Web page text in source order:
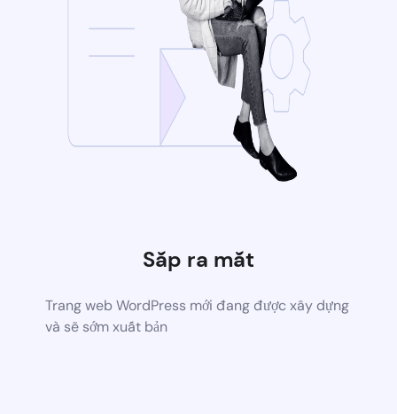
Sắp ra mắt
Trang web WordPress mới đang được xây dựng
và sẽ sớm xuất bản